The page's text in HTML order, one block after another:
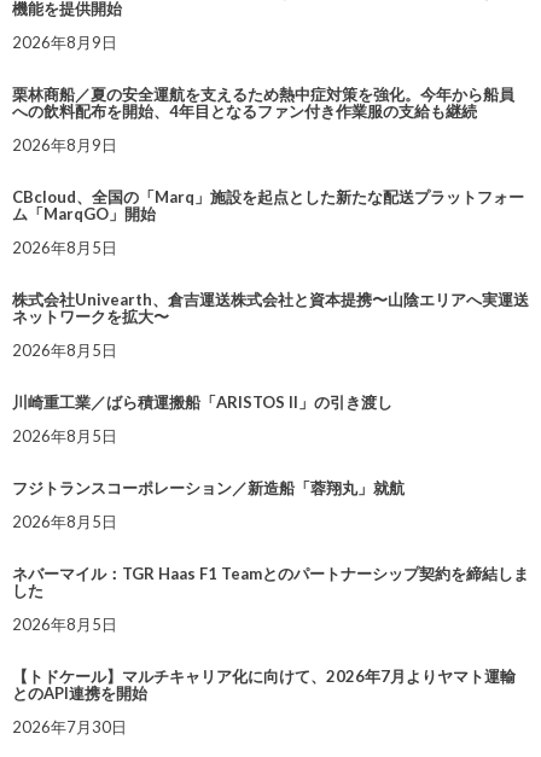
機能を提供開始
2026年8月9日
栗林商船／夏の安全運航を支えるため熱中症対策を強化。今年から船員
への飲料配布を開始、4年目となるファン付き作業服の支給も継続
2026年8月9日
CBcloud、全国の「Marq」施設を起点とした新たな配送プラットフォー
ム「MarqGO」開始
2026年8月5日
株式会社Univearth、倉吉運送株式会社と資本提携〜山陰エリアへ実運送
ネットワークを拡大〜
2026年8月5日
川崎重工業／ばら積運搬船「ARISTOS II」の引き渡し
2026年8月5日
フジトランスコーポレーション／新造船「蓉翔丸」就航
2026年8月5日
ネバーマイル：TGR Haas F1 Teamとのパートナーシップ契約を締結しま
した
2026年8月5日
【トドケール】マルチキャリア化に向けて、2026年7月よりヤマト運輸
とのAPI連携を開始
2026年7月30日